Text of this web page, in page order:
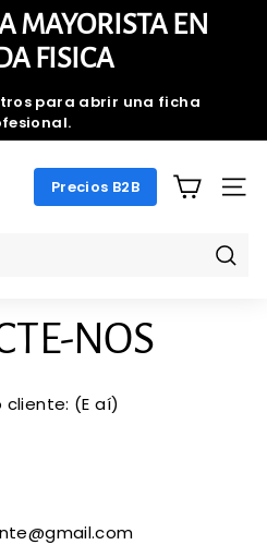
slideshow
pausa
MAYORISTA EN
FISICA
para abrir una ficha
patineteplus@gmail.com
Precios B2B
NOS
(E aí)